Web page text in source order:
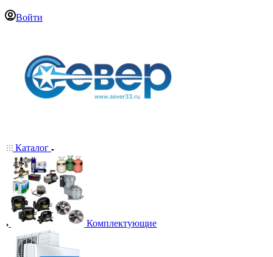
Войти
Каталог
Комплектующие